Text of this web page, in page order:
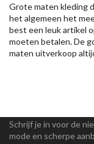
Grote maten kleding
het algemeen het
best een leuk artikel
moeten betalen. De
maten uitverkoop
Schrijf je in voor de
mode en scherpe